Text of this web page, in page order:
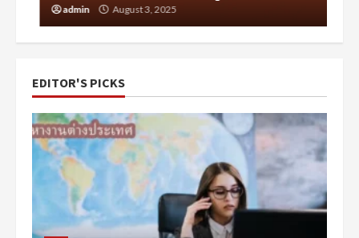
admin August 3, 2025
EDITOR'S PICKS